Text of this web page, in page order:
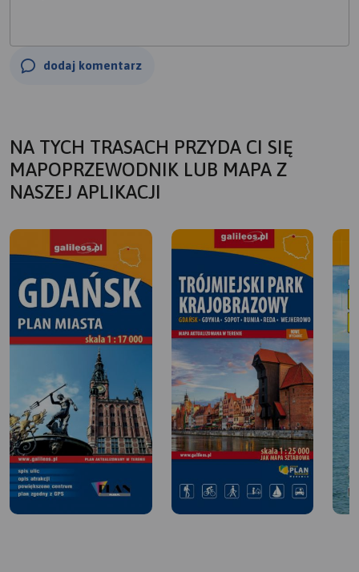
dodaj komentarz
NA TYCH TRASACH PRZYDA CI SIĘ
MAPOPRZEWODNIK LUB MAPA Z
NASZEJ APLIKACJI